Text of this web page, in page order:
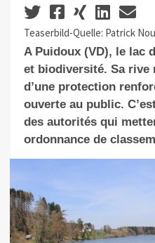
Teaserbild-Quelle: Patrick
A Puidoux (VD), le lac
et biodiversité. Sa
d’une protection
ouverte au public.
des autorités qui
ordonnance de